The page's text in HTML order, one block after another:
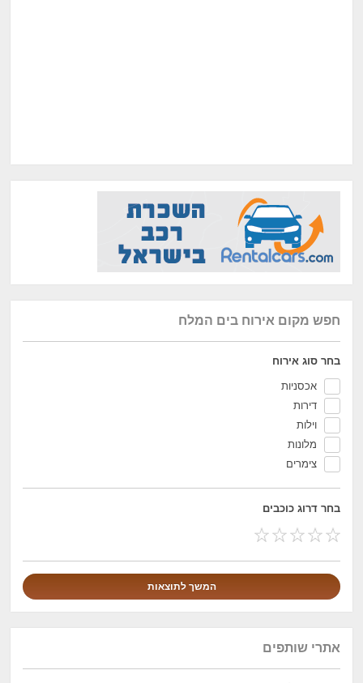
אתרי שותפים
חפש מקום אירוח בים המלח
בחר סוג אירוח
אכסניות
דירות
וילות
מלונות
צימרים
בחר דרוג כוכבים